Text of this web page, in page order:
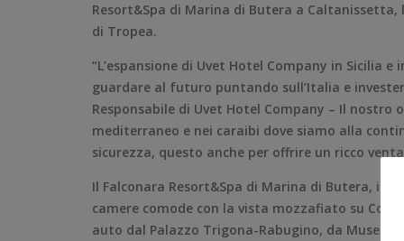
Resort&Spa di Marina di Butera a Caltanissetta,
di Tropea.
“L’espansione di Uvet Hotel Company in Sicilia
guardare al futuro puntando sull’Italia e
Responsabile di Uvet Hotel Company – Il
mediterraneo e nei caraibi dove siamo alla
sicurezza, questo anche per offrire un ricco
Il Falconara Resort&Spa di Marina di Butera, in
camere comode con la vista mozzafiato su
auto dal Palazzo Trigona-Rabugino, da Museo